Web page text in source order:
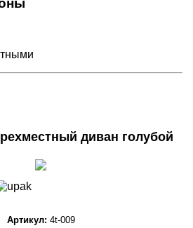
диван голубой
Артикул: 4t-009